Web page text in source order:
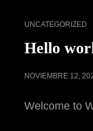
UNCATEGORIZED
Hello
NOVIEMBRE 12,
Welcome to